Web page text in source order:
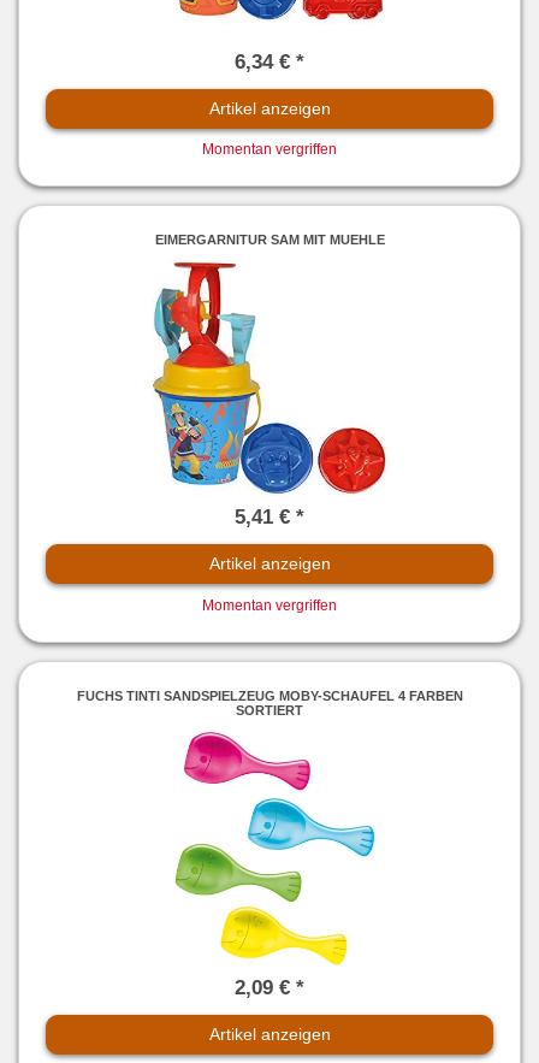
6,34 € *
Artikel anzeigen
Momentan vergriffen
EIMERGARNITUR SAM MIT MUEHLE
5,41 € *
Artikel anzeigen
Momentan vergriffen
FUCHS TINTI SANDSPIELZEUG MOBY-SCHAUFEL 4 FARBEN
SORTIERT
2,09 € *
Artikel anzeigen